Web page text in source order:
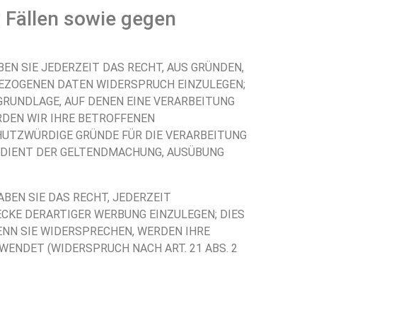
sowie gegen
SIE JEDERZEIT DAS RECHT, AUS GRÜNDEN,
DATEN WIDERSPRUCH EINZULEGEN;
AUF DENEN EINE VERARBEITUNG
WIR IHRE BETROFFENEN
GRÜNDE FÜR DIE VERARBEITUNG
DER GELTENDMACHUNG, AUSÜBUNG
SIE DAS RECHT, JEDERZEIT
DERARTIGER WERBUNG EINZULEGEN; DIES
SIE WIDERSPRECHEN, WERDEN IHRE
(WIDERSPRUCH NACH ART. 21 ABS. 2